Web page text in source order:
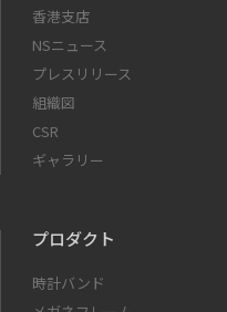
香港支店
NSニュース
プレスリリース
組織図
CSR
ギャラリー
プロダクト
時計バンド